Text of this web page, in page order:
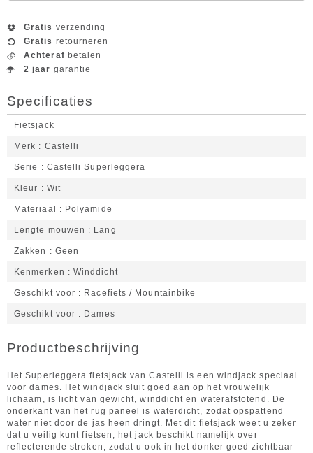
Gratis verzending
Gratis retourneren
Achteraf betalen
2 jaar garantie
Specificaties
Fietsjack
Merk Castelli
Serie Castelli Superleggera
Kleur Wit
Materiaal Polyamide
Lengte mouwen Lang
Zakken Geen
Kenmerken Winddicht
Geschikt voor Racefiets / Mountainbike
Geschikt voor Dames
Productbeschrijving
Het Superleggera fietsjack van Castelli is een windjack speciaal
voor dames. Het windjack sluit goed aan op het vrouwelijk
lichaam, is licht van gewicht, winddicht en waterafstotend. De
onderkant van het rug paneel is waterdicht, zodat opspattend
water niet door de jas heen dringt. Met dit fietsjack weet u zeker
dat u veilig kunt fietsen, het jack beschikt namelijk over
reflecterende stroken, zodat u ook in het donker goed zichtbaar